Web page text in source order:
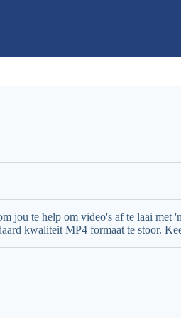
jou te help om video's af te laai
kwaliteit MP4 formaat te stoor.